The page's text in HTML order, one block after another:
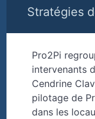
Stratégies
Pro2Pi
intervenants
Cendrine
pilotage de
dans les